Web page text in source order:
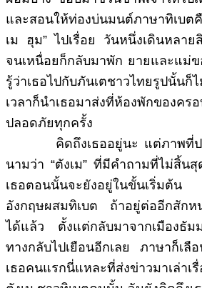
และสอนให้ท่องบ่นมนต์ภาษาทิเบต
เม ฮุม” ไปเรื่อย วันหนึ่งเดินหลาย
จนเหนื่อยก็กลับมาพัก ยายและแม่ข
รู้ว่าเธอไปกับภันเตชาวไทยรูปนั้น
เวลาก็นำเธอมาส่งที่ห้องพักของคร
ปลอดภัยทุกครั้ง
คิดถึงเธออยู่นะ แต่ภาพที่ป
นามว่า “ตังเม” ที่มีคำถามที่ไม่สิ้น
เธอตอนนั้นจะยังอยู่ในขั้นเริ่มต้น
อังกฤษผสมทิเบต ถ้าอยู่ต่ออีกสักห
ได้แล้ว ตั้งแต่กลับมาจากเมืองธัม
ทางกลับไปเยือนอีกเลย ภาษาก็เลื
เธอคนแรกนี่แหละที่ส่งข่าวมาเล่